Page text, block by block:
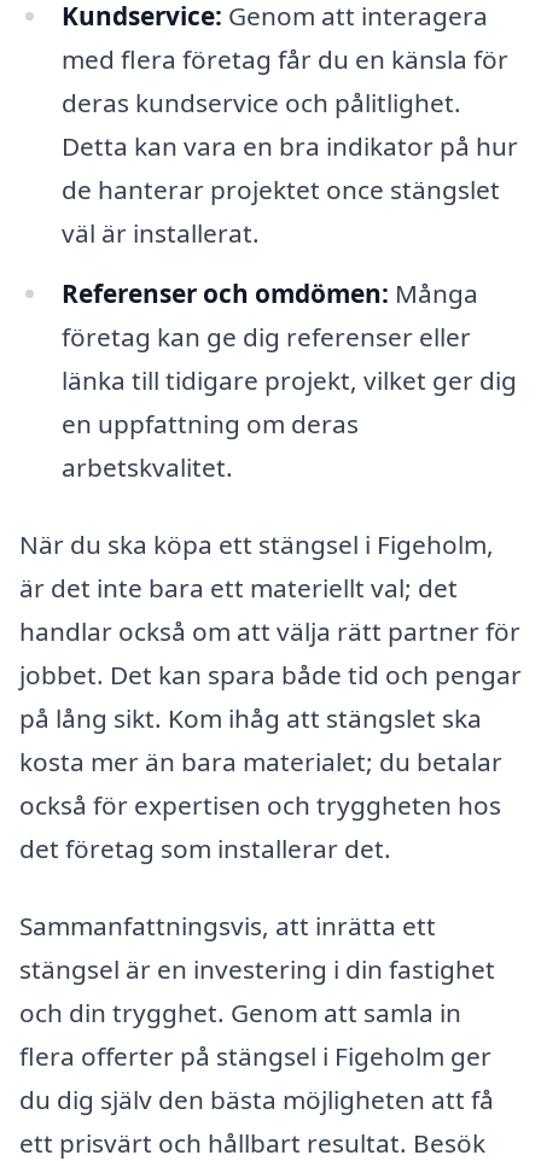
Kundservice: Genom att interagera
med flera företag får du en känsla för
deras kundservice och pålitlighet.
Detta kan vara en bra indikator på hur
de hanterar projektet once stängslet
väl är installerat.
Referenser och omdömen: Många
företag kan ge dig referenser eller
länka till tidigare projekt, vilket ger dig
en uppfattning om deras
arbetskvalitet.
När du ska köpa ett stängsel i Figeholm,
är det inte bara ett materiellt val; det
handlar också om att välja rätt partner för
jobbet. Det kan spara både tid och pengar
på lång sikt. Kom ihåg att stängslet ska
kosta mer än bara materialet; du betalar
också för expertisen och tryggheten hos
det företag som installerar det.
Sammanfattningsvis, att inrätta ett
stängsel är en investering i din fastighet
och din trygghet. Genom att samla in
flera offerter på stängsel i Figeholm ger
du dig själv den bästa möjligheten att få
ett prisvärt och hållbart resultat. Besök